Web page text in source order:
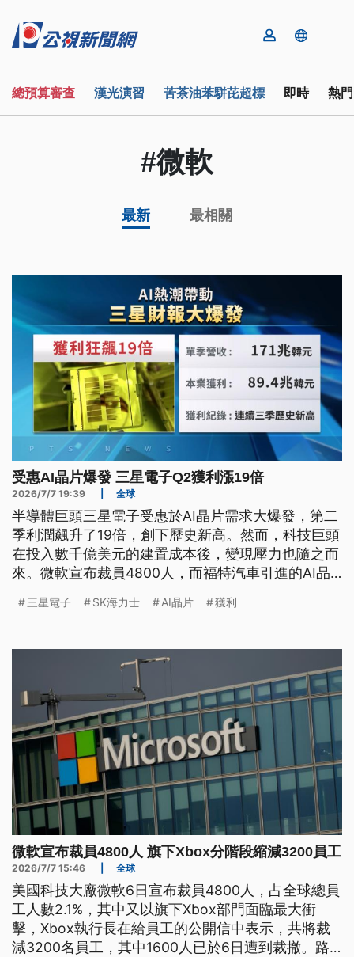
總預算審查 漢光演習 苦茶油苯駢芘超標 即時 熱
#微軟
最新 最相關
受惠AI晶片爆發 三星電子Q2獲利漲19倍
2026/7/7 19:39 全球
半導體巨頭三星電子受惠於AI晶片需求大爆發，第二
季利潤飆升了19倍，創下歷史新高。然而，科技巨頭
在投入數千億美元的建置成本後，變現壓力也隨之而
來。微軟宣布裁員4800人，而福特汽車引進的AI品
員。
三星電子 SK海力士 AI晶片 獲利
微軟宣布裁員4800人 旗下Xbox分階段縮減3200員工
2026/7/7 15:46 全球
美國科技大廠微軟6日宣布裁員4800人，占全球總員
工人數2.1%，其中又以旗下Xbox部門面臨最大衝
擊，Xbox執行長在給員工的公開信中表示，共將裁
減3200名員工，其中1600人已於6日遭到裁撤。路